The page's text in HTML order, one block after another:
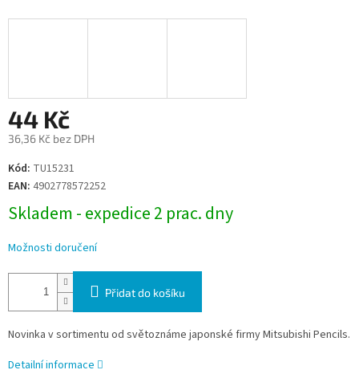
44 Kč
36,36 Kč bez DPH
Měrná
cena:
Kód: TU15231
EAN: 4902778572252
Skladem - expedice 2 prac. dny
Možnosti doručení
Přidat do košíku
Novinka v sortimentu od světoznáme japonské firmy Mitsubishi Pencils.
Detailní informace